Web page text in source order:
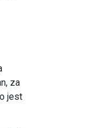
za
jest